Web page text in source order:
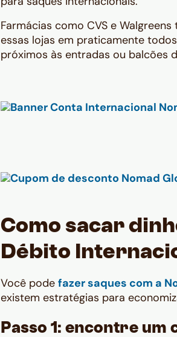
Farmácias como CVS e
essas lojas em praticamente
próximos às entradas ou balcões
Como sacar
Débito
Você pode fazer saques com a
existem estratégias para
Passo 1: encontre um